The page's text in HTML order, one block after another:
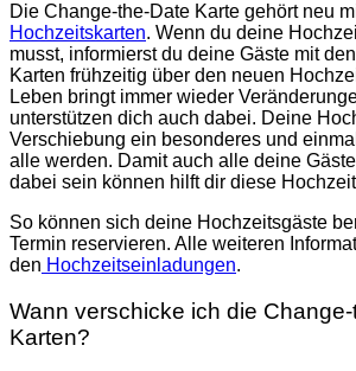
Die Change-the-Date Karte gehört neu
Hochzeitskarten. Wenn du deine
musst, informierst du deine Gäste mit
Karten frühzeitig über den neuen
Leben bringt immer wieder
unterstützen dich auch dabei. Deine
Verschiebung ein besonderes und
alle werden. Damit auch alle deine
dabei sein können hilft dir diese
So können sich deine Hochzeitsgäste
Termin reservieren. Alle weiteren
den Hochzeitseinladungen.
Wann verschicke ich die
Karten?